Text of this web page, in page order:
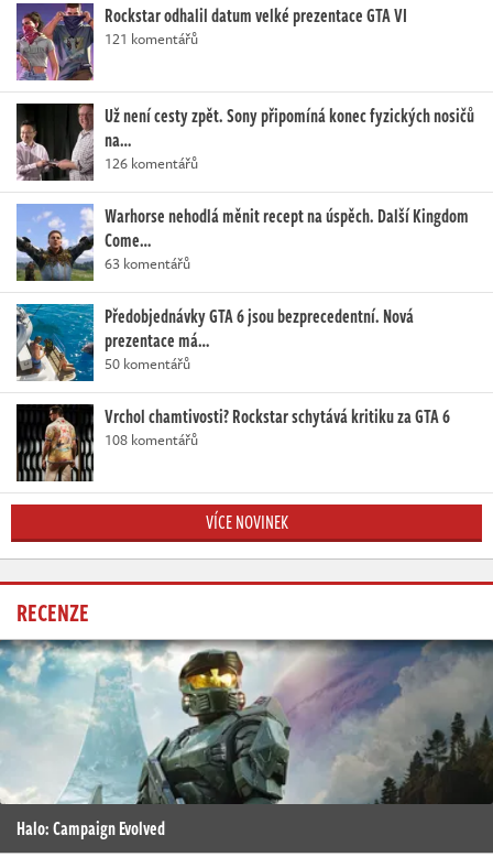
Rockstar odhalil datum velké prezentace GTA VI
121 komentářů
Už není cesty zpět. Sony připomíná konec fyzických nosičů
na…
126 komentářů
Warhorse nehodlá měnit recept na úspěch. Další Kingdom
Come…
63 komentářů
Předobjednávky GTA 6 jsou bezprecedentní. Nová
prezentace má…
50 komentářů
Vrchol chamtivosti? Rockstar schytává kritiku za GTA 6
108 komentářů
VÍCE NOVINEK
RECENZE
Halo: Campaign Evolved